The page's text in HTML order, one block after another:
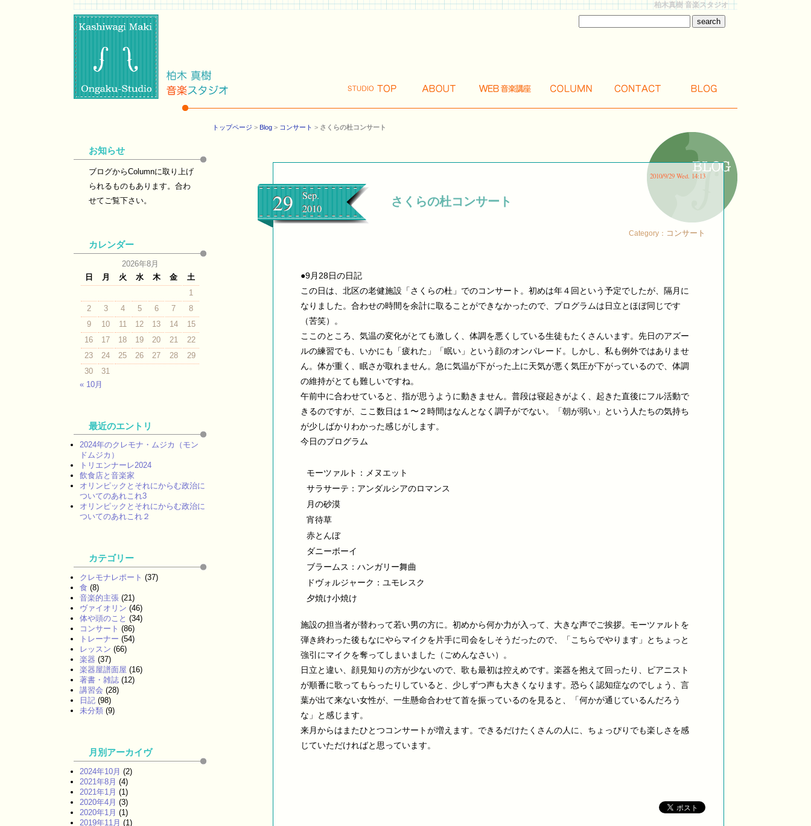
柏木真樹 音楽スタジオ
トップページ > Blog > コンサート > さくらの杜コンサート
29
Sep.
2010
2010/9/29 Wed. 14:13
さくらの杜コンサート
Category： コンサート
●9月28日の日記
この日は、北区の老健施設「さくらの杜」でのコンサート。初めは年４回という予定でしたが、隔月に
なりました。合わせの時間を余計に取ることができなかったので、プログラムは日立とほぼ同じです
（苦笑）。
ここのところ、気温の変化がとても激しく、体調を悪くしている生徒もたくさんいます。先日のアズー
ルの練習でも、いかにも「疲れた」「眠い」という顔のオンパレード。しかし、私も例外ではありませ
ん。体が重く、眠さが取れません。急に気温が下がった上に天気が悪く気圧が下がっているので、体調
の維持がとても難しいですね。
午前中に合わせていると、指が思うように動きません。普段は寝起きがよく、起きた直後にフル活動で
きるのですが、ここ数日は１〜２時間はなんとなく調子がでない。「朝が弱い」という人たちの気持ち
が少しばかりわかった感じがします。
今日のプログラム
モーツァルト：メヌエット
サラサーテ：アンダルシアのロマンス
月の砂漠
宵待草
赤とんぼ
ダニーボーイ
ブラームス：ハンガリー舞曲
ドヴォルジャーク：ユモレスク
夕焼け小焼け
施設の担当者が替わって若い男の方に。初めから何か力が入って、大きな声でご挨拶。モーツァルトを
弾き終わった後もなにやらマイクを片手に司会をしそうだったので、「こちらでやります」とちょっと
強引にマイクを奪ってしまいました（ごめんなさい）。
日立と違い、顔見知りの方が少ないので、歌も最初は控えめです。楽器を抱えて回ったり、ピアニスト
が順番に歌ってもらったりしていると、少しずつ声も大きくなります。恐らく認知症なのでしょう、言
葉が出て来ない女性が、一生懸命合わせて首を振っているのを見ると、「何かが通じているんだろう
な」と感じます。
来月からはまたひとつコンサートが増えます。できるだけたくさんの人に、ちょっぴりでも楽しさを感
じていただければと思っています。
お知らせ
ブログからColumnに取り上げ
られるものもあります。合わ
せてご覧下さい。
カレンダー
2026年8月
日
月 火 水 木 金
土
1
2
3 4 5 6 7
8
9
10 11 12 13 14
15
16
17 18 19 20 21
22
23
24 25 26 27 28
29
30
31
« 10月
最近のエントリ
2024年のクレモナ・ムジカ（モン
ドムジカ）
トリエンナーレ2024
飲食店と音楽家
オリンピックとそれにからむ政治に
ついてのあれこれ3
オリンピックとそれにからむ政治に
ついてのあれこれ２
カテゴリー
クレモナレポート (37)
食 (8)
音楽的主張 (21)
ヴァイオリン (46)
体や頭のこと (34)
コンサート (86)
トレーナー (54)
レッスン (66)
楽器 (37)
楽器屋譜面屋 (16)
著書・雑誌 (12)
講習会 (28)
日記 (98)
未分類 (9)
月別アーカイヴ
2024年10月 (2)
2021年8月 (4)
2021年1月 (1)
2020年4月 (3)
2020年1月 (1)
2019年11月 (1)